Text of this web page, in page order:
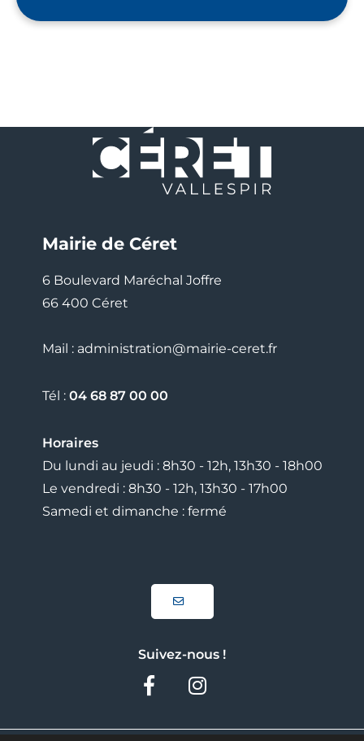
Mairie de Céret
6 Boulevard Maréchal Joffre
66 400 Céret
Mail : administration@mairie-ceret.fr
Tél : 04 68 87 00 00
Horaires
Du lundi au jeudi : 8h30 - 12h, 13h30 - 18h00
Le vendredi : 8h30 - 12h, 13h30 - 17h00
Samedi et dimanche : fermé
Suivez-nous !
Facebook